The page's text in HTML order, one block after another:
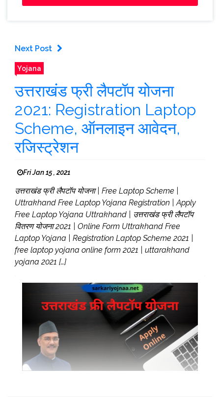
Next Post
Yojana
उत्तराखंड फ्री लैपटॉप योजना
2021: Registration Laptop
Scheme, ऑनलाइन आवेदन,
रजिस्ट्रेशन
Fri Jan 15 , 2021
उत्तराखंड फ्री लैपटॉप योजना | Free Laptop Scheme |
Uttrakhand Free Laptop Yojana Registration | Apply
Free Laptop Yojana Uttrakhand | उत्तराखंड फ्री लैपटॉप
वितरण योजना 2021 | Online Form Uttrakhand Free
Laptop Yojana | Registration Laptop Scheme 2021 |
free laptop yojana online form 2021 | uttarakhand
yojana 2021 […]